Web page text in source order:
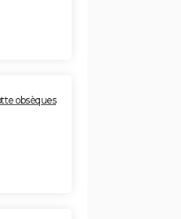
obsèques